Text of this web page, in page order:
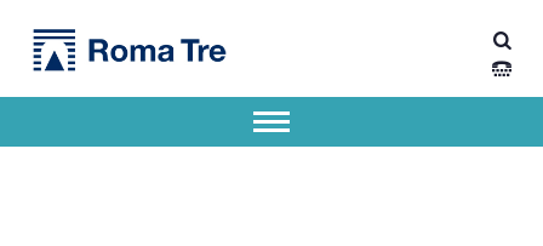
Ricevimento prof. Marco Piazza del 26 giugno 2024 sospeso - Dipartimento di Architettura
Apri il menu secondario
Header info sidebar